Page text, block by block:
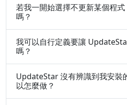
若我一開始選擇不更新某個程
嗎？
我可以自行定義要讓
嗎？
UpdateStar 沒有辨識到我安裝
以怎麼做？